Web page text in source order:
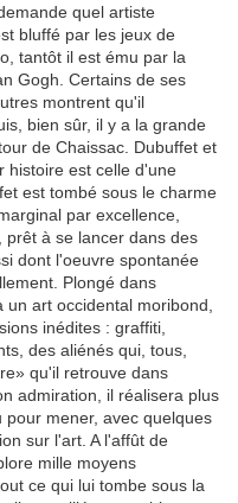
quel artiste
bluffé par les jeux de
tantôt il est ému par la
Gogh. Certains de ses
montrent qu'il
bien sûr, il y a la grande
de Chaissac. Dubuffet et
histoire est celle d'une
est tombé sous le charme
par excellence,
prêt à se lancer dans des
dont l'oeuvre spontanée
Plongé dans
art occidental moribond,
inédites : graffiti,
des aliénés qui, tous,
qu'il retrouve dans
admiration, il réalisera plus
mener, avec quelques
sur l'art. A l'affût de
mille moyens
ce qui lui tombe sous la